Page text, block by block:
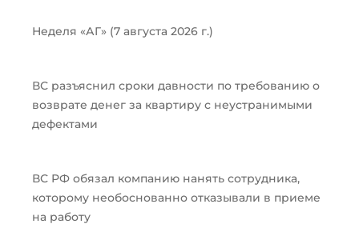
Неделя «АГ» (7 августа 2026 г.)
ВС разъяснил сроки давности по требованию о
возврате денег за квартиру с неустранимыми
дефектами
ВС РФ обязал компанию нанять сотрудника,
которому необоснованно отказывали в приеме
на работу